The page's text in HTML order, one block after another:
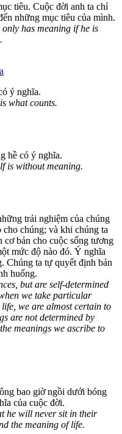
tiêu. Cuộc đời anh ta chỉ
những mục tiêu của mình.
has meaning if he is
ý nghĩa.
what counts.
hề có ý nghĩa.
is without meaning.
trải nghiệm của chúng
chúng; và khi chúng ta
bản cho cuộc sống tương
mức độ nào đó. Ý nghĩa
Chúng ta tự quyết định bản
huống.
but are self-determined
we take particular
we are almost certain to
are not determined by
meanings we ascribe to
bao giờ ngồi dưới bóng
của cuộc đời.
he will never sit in their
the meaning of life.